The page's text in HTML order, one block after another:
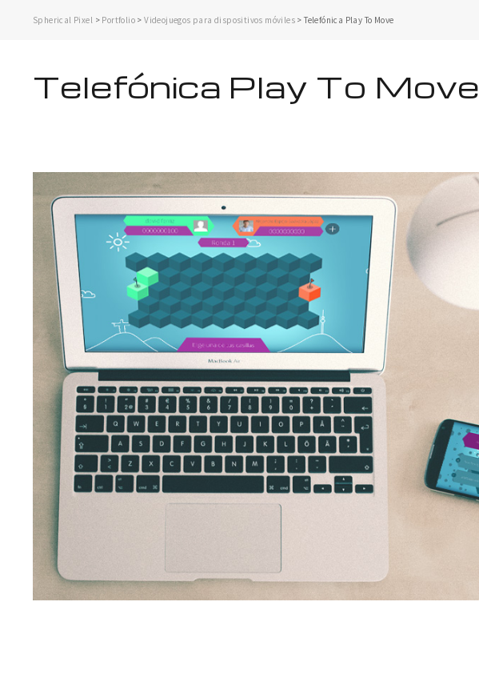
Spherical Pixel > Portfolio>Videojuegos para dispositivos móviles>Telefónica Play To Move
Telefónica Play To Move